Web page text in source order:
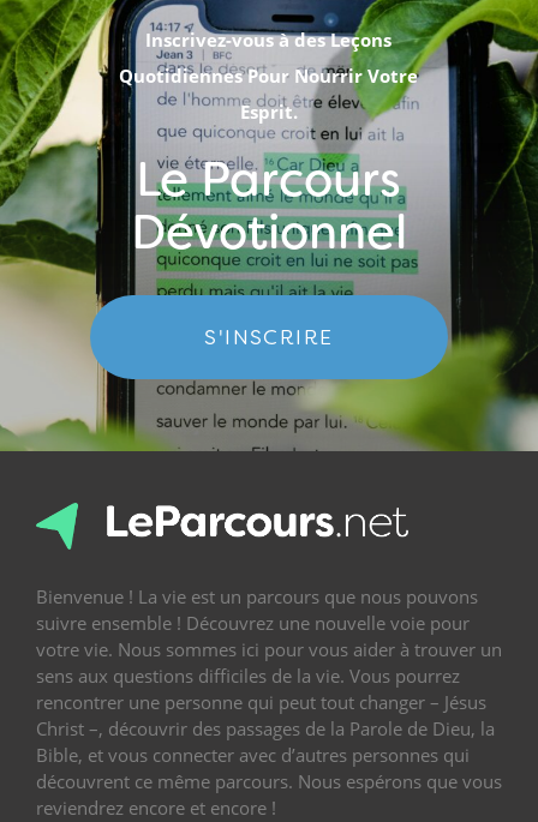
Inscrivez-vous à des Leçons
Quotidiennes Pour Nourrir Votre
Esprit.
Le Parcours
Dévotionnel
S'INSCRIRE
Bienvenue ! La vie est un parcours que nous pouvons
suivre ensemble ! Découvrez une nouvelle voie pour
votre vie. Nous sommes ici pour vous aider à trouver un
sens aux questions difficiles de la vie. Vous pourrez
rencontrer une personne qui peut tout changer – Jésus
Christ –, découvrir des passages de la Parole de Dieu, la
Bible, et vous connecter avec d’autres personnes qui
découvrent ce même parcours. Nous espérons que vous
reviendrez encore et encore !